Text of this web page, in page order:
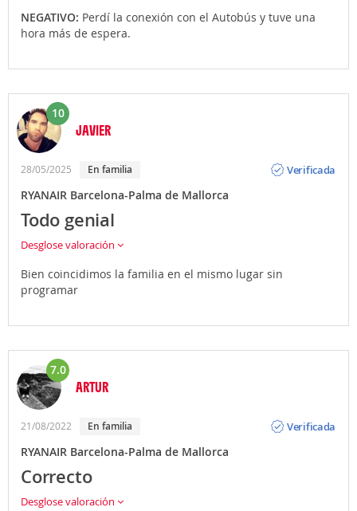
propio (en ese caso infórmate sobre los aparcamientos
de las diferentes terminales). Recuerda que Atrápalo
al realizar la reserva de tu Vuelo + Hotel.
NEGATIVO: Perdí la conexión con el Autobús y tuve una
hora más de espera.
10
JAVIER
28/05/2025 en familia
Verificada
RYANAIR Barcelona-Palma de Mallorca
Todo genial
Desglose valoración
Bien coincidimos la familia en el mismo lugar sin
programar
7.0
ARTUR
21/08/2022 en familia
Verificada
RYANAIR Barcelona-Palma de Mallorca
Correcto
Desglose valoración